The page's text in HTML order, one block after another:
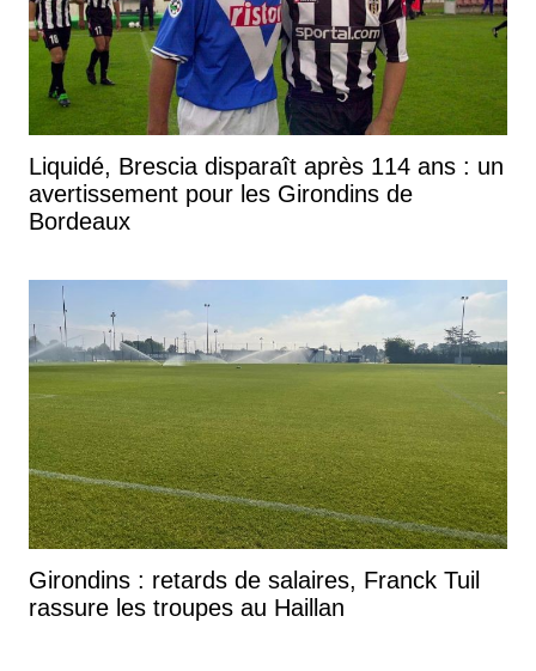
Liquidé, Brescia disparaît après 114 ans : un
avertissement pour les Girondins de
Bordeaux
Girondins : retards de salaires, Franck Tuil
rassure les troupes au Haillan